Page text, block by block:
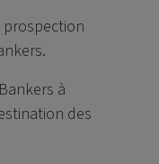
prospection
à
des